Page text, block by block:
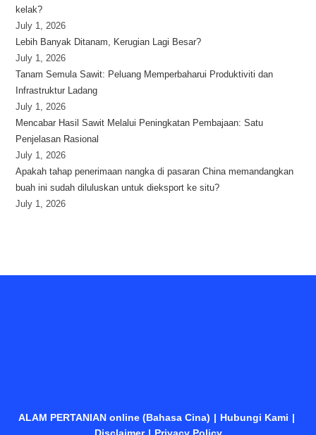
kelak?
July 1, 2026
Lebih Banyak Ditanam, Kerugian Lagi Besar?
July 1, 2026
Tanam Semula Sawit: Peluang Memperbaharui Produktiviti dan
Infrastruktur Ladang
July 1, 2026
Mencabar Hasil Sawit Melalui Peningkatan Pembajaan: Satu
Penjelasan Rasional
July 1, 2026
Apakah tahap penerimaan nangka di pasaran China memandangkan
buah ini sudah diluluskan untuk dieksport ke situ?
July 1, 2026
ALAM PERTANIAN online (Bahasa Cina)
Hubungi Kami